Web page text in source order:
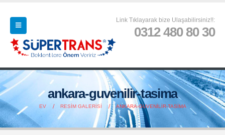
Link Tıklayarak bize Ulaşabilirsiniz!!:
0312 480 80 30
ankara-guvenilir-tasima
EV RESIM GALERISI ANKARA-GUVENILIR-TASIMA